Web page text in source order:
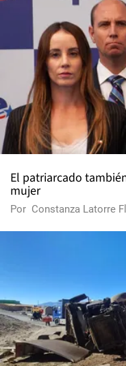
El patriarcado
mujer
Por Constanza Latorre